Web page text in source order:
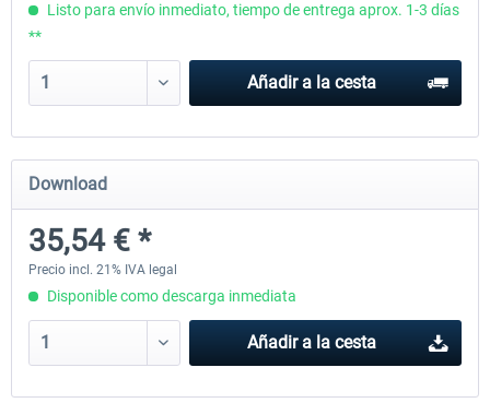
Listo para envío inmediato, tiempo de entrega aprox. 1-3 días
**
Añadir a la cesta
Download
35,54 € *
Precio incl. 21% IVA legal
Disponible como descarga inmediata
Añadir a la cesta